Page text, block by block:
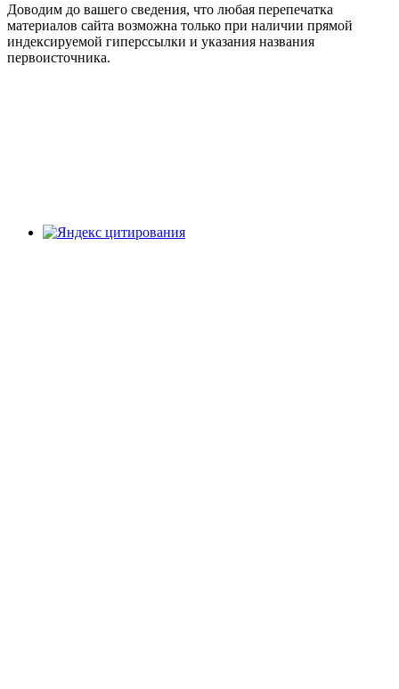
Доводим до вашего сведения, что любая перепечатка
материалов сайта возможна только при наличии прямой
индексируемой гиперссылки и указания названия
первоисточника.